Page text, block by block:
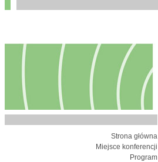
Strona główna
Miejsce konferencji
Program